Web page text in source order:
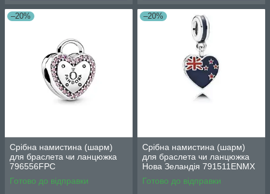
–20%
Срібна намистина (шарм)
для браслета чи ланцюжка
796556FPC
Готово до відправки
–20%
Срібна намистина (шарм)
для браслета чи ланцюжка
Нова Зеландія 791511ENMX
Готово до відправки